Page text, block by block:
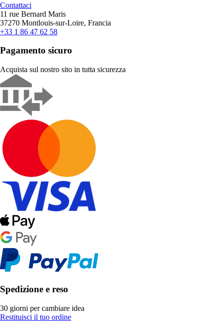
Contattaci
11 rue Bernard Maris
37270 Montlouis-sur-Loire, Francia
+33 1 86 47 62 58
Pagamento sicuro
Acquista sul nostro sito in tutta sicurezza
Spedizione e reso
30 giorni per cambiare idea
Restituisci il tuo ordine